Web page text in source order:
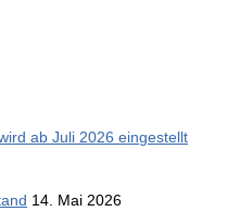
ab Juli 2026 eingestellt
14. Mai 2026